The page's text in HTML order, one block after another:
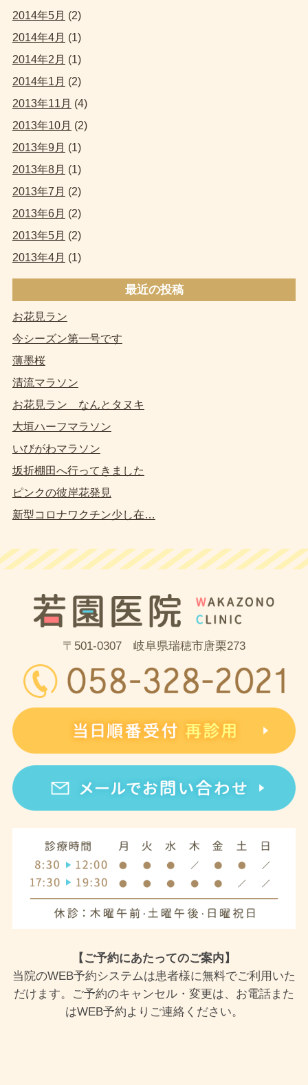
2014年5月 (2)
2014年4月 (1)
2014年2月 (1)
2014年1月 (2)
2013年11月 (4)
2013年10月 (2)
2013年9月 (1)
2013年8月 (1)
2013年7月 (2)
2013年6月 (2)
2013年5月 (2)
2013年4月 (1)
最近の投稿
お花見ラン
今シーズン第一号です
薄墨桜
清流マラソン
お花見ラン なんとタヌキ
大垣ハーフマラソン
いびがわマラソン
坂折棚田へ行ってきました
ピンクの彼岸花発見
新型コロナワクチン少し在…
〒501-0307 岐阜県瑞穂市唐栗273
【ご予約にあたってのご案内】
当院のWEB予約システムは患者様に無料でご利用いた
だけます。ご予約のキャンセル・変更は、お電話また
はWEB予約よりご連絡ください。